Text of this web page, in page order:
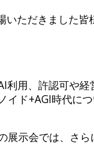
ただきました皆
用、許認可や経
イド+AGI時代に
展示会では、さ